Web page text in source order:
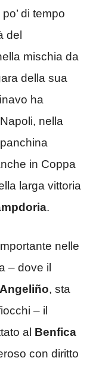
di tempo
del
mischia da
della sua
ha
nella
in Coppa
larga vittoria
.
nelle
– dove il
Angeliño, sta
– il
al Benfica
con diritto